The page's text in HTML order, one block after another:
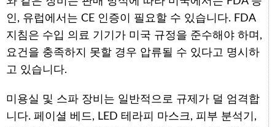
인, 유럽에서는 CE 인증이 필요할 수 있습니다. FDA
지침은 수입 의료 기기가 미국 규정을 준수해야 하며,
요건을 충족하지 못할 경우 압류될 수 있다고 명시하
고 있습니다.
미용실 및 스파 장비는 일반적으로 규제가 덜 엄격합
니다. 페이셜 베드, LED 테라피 마스크, 피부 분석기,